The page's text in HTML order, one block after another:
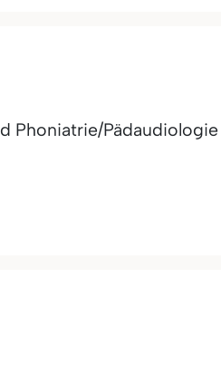
Phoniatrie/